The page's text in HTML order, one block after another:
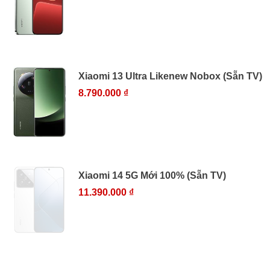
Xiaomi 13 Ultra Likenew Nobox (Sẵn TV)
8.790.000 ₫
Xiaomi 14 5G Mới 100% (Sẵn TV)
11.390.000 ₫